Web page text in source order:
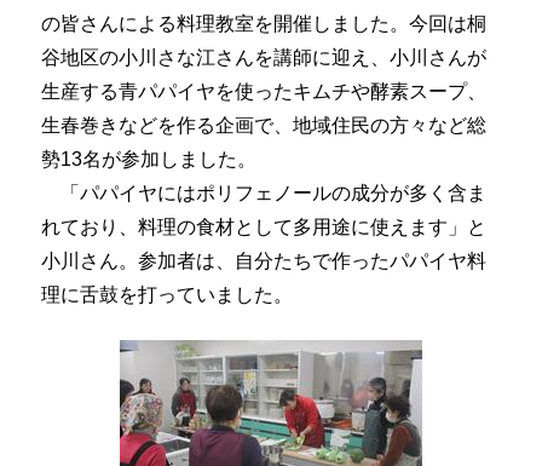
の皆さんによる料理教室を開催しました。今回は桐
谷地区の小川さな江さんを講師に迎え、小川さんが
生産する青パパイヤを使ったキムチや酵素スープ、
生春巻きなどを作る企画で、地域住民の方々など総
勢13名が参加しました。
「パパイヤにはポリフェノールの成分が多く含ま
れており、料理の食材として多用途に使えます」と
小川さん。参加者は、自分たちで作ったパパイヤ料
理に舌鼓を打っていました。